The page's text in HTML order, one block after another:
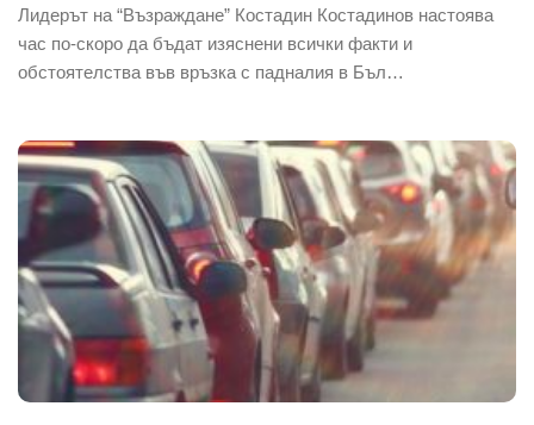
Лидерът на “Възраждане” Костадин Костадинов настоява
час по-скоро да бъдат изяснени всички факти и
обстоятелства във връзка с падналия в Бъл…